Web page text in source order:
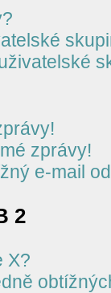
zprávy!
e-mail
2
X?